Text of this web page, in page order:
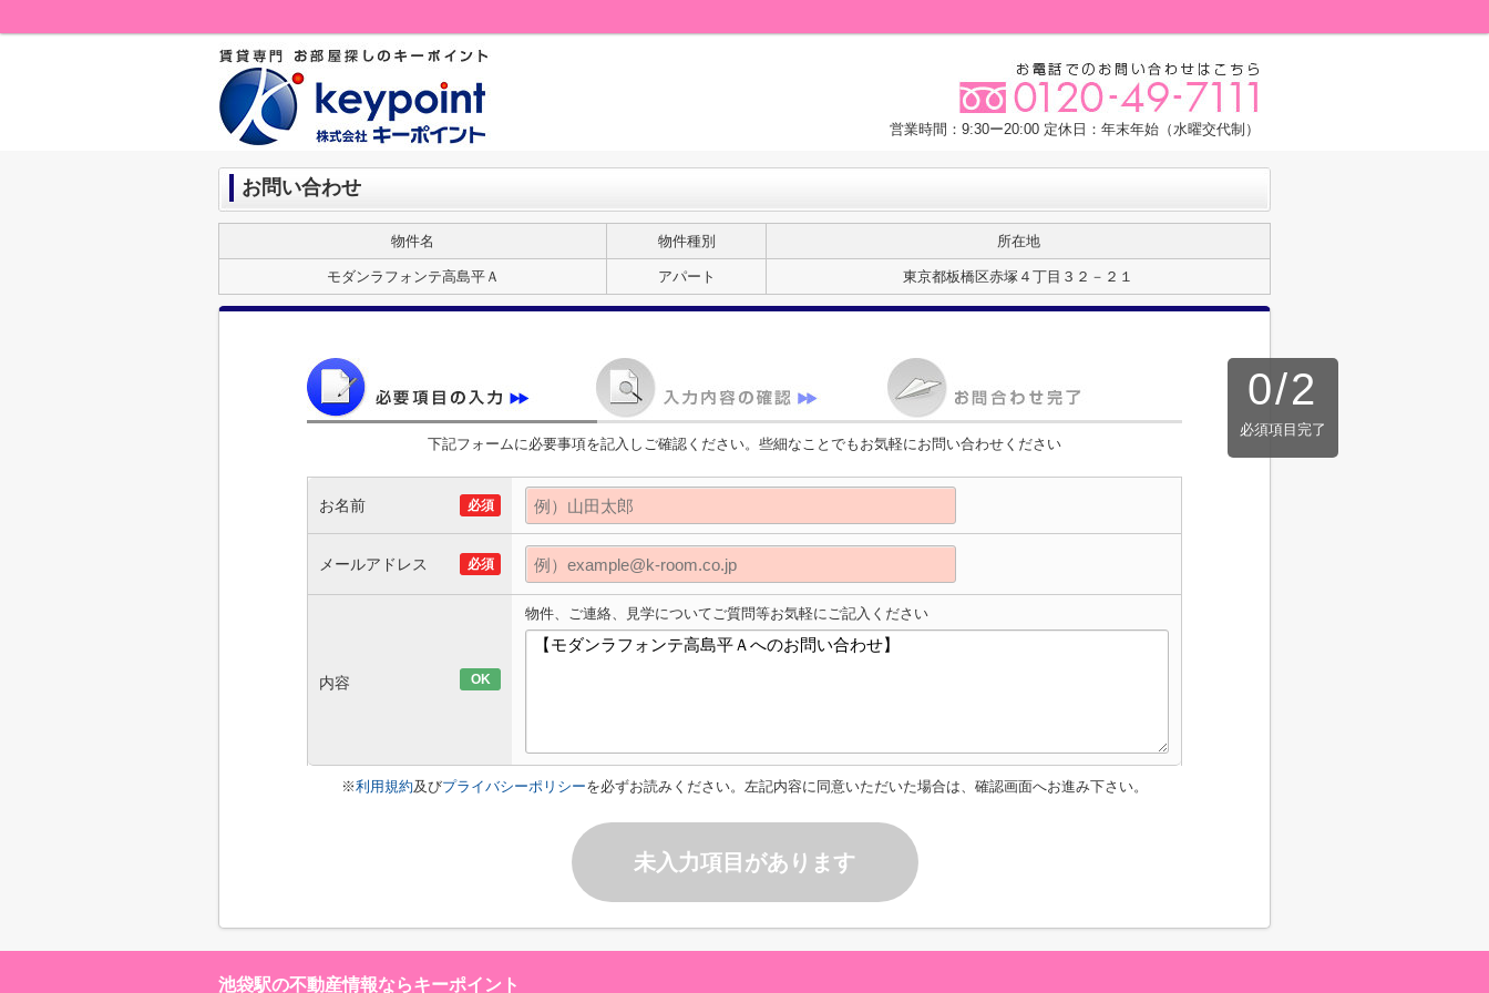
営業時間：9:30ー20:00 定休日：年末年始（水曜交代制）
お問い合わせ
物件名 物件種別 所在地
モダンラフォンテ高島平Ａ アパート 東京都板橋区赤塚４丁目３２－２１
0/2
必須項目完了
下記フォームに必要事項を記入しご確認ください。些細なことでもお気軽にお問い合わせください
お名前 必須
メールアドレス 必須
内容 OK
物件、ご連絡、見学についてご質問等お気軽にご記入ください
※利用規約及びプライバシーポリシーを必ずお読みください。左記内容に同意いただいた場合は、確認画面へお進み下さい。
未入力項目があります
池袋駅の不動産情報ならキーポイント